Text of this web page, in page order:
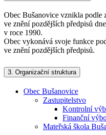
Obec Bušanovice vznikla podle
ve znění pozdějších předpisů
v roce 1990.
Obec vykonává svoje funkce
ve znění pozdějších předpisů.
3. Organizační struktura
Obec Bušanovice
Zastupitelstvo
Kontrolní
Finanční
Mateřská škola